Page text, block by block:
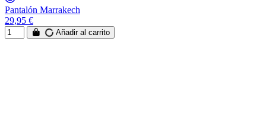
Pantalón Marrakech
29,95 €
Añadir al carrito